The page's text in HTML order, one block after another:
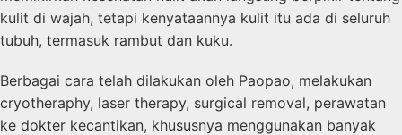
kulit di wajah, tetapi kenyataannya kulit itu ada di seluruh
tubuh, termasuk rambut dan kuku.
Berbagai cara telah dilakukan oleh Paopao, melakukan
cryotheraphy, laser therapy, surgical removal, perawatan
ke dokter kecantikan, khususnya menggunakan banyak